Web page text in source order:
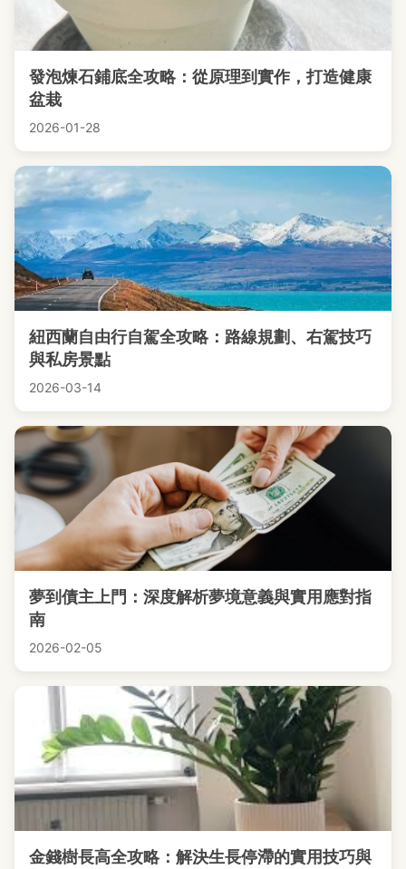
發泡煉石鋪底全攻略：從原理到實作，打造健康
盆栽
2026-01-28
紐西蘭自由行自駕全攻略：路線規劃、右駕技巧
與私房景點
2026-03-14
夢到債主上門：深度解析夢境意義與實用應對指
南
2026-02-05
金錢樹長高全攻略：解決生長停滯的實用技巧與